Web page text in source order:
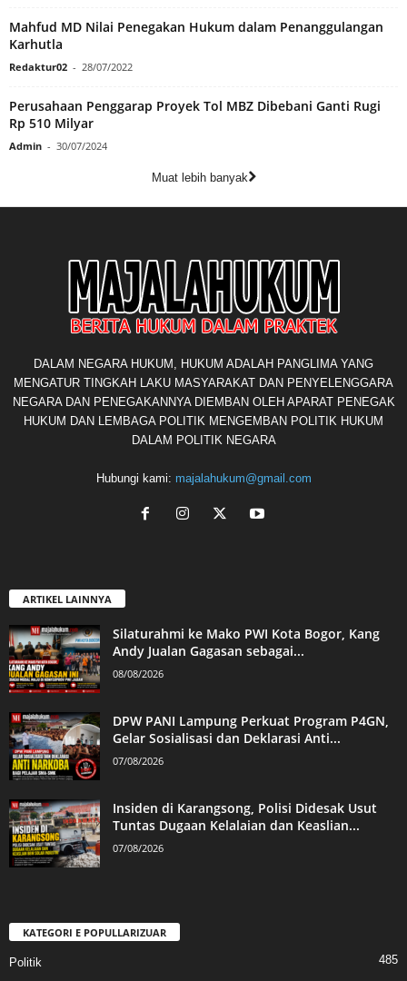
Mahfud MD Nilai Penegakan Hukum dalam Penanggulangan
Karhutla
Redaktur02 - 28/07/2022
Perusahaan Penggarap Proyek Tol MBZ Dibebani Ganti Rugi
Rp 510 Milyar
Admin - 30/07/2024
Muat lebih banyak
DALAM NEGARA HUKUM, HUKUM ADALAH PANGLIMA YANG
MENGATUR TINGKAH LAKU MASYARAKAT DAN PENYELENGGARA
NEGARA DAN PENEGAKANNYA DIEMBAN OLEH APARAT PENEGAK
HUKUM DAN LEMBAGA POLITIK MENGEMBAN POLITIK HUKUM
DALAM POLITIK NEGARA
Hubungi kami: majalahukum@gmail.com
ARTIKEL LAINNYA
Silaturahmi ke Mako PWI Kota Bogor, Kang
Andy Jualan Gagasan sebagai...
08/08/2026
DPW PANI Lampung Perkuat Program P4GN,
Gelar Sosialisasi dan Deklarasi Anti...
07/08/2026
Insiden di Karangsong, Polisi Didesak Usut
Tuntas Dugaan Kelalaian dan Keaslian...
07/08/2026
KATEGORI E POPULLARIZUAR
Politik
485